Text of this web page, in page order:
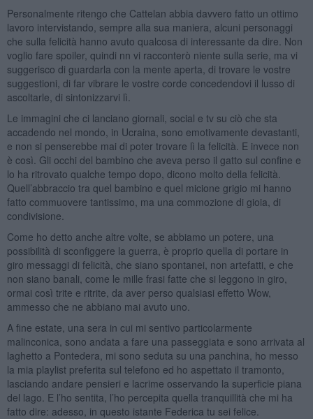
Personalmente ritengo che Cattelan abbia davvero fatto un ottimo
lavoro intervistando, sempre alla sua maniera, alcuni personaggi
che sulla felicità hanno avuto qualcosa di interessante da dire. Non
voglio fare spoiler, quindi nn vi racconterò niente sulla serie, ma vi
suggerisco di guardarla con la mente aperta, di trovare le vostre
suggestioni, di far vibrare le vostre corde concedendovi il lusso di
ascoltarle, di sintonizzarvi lì.
Le immagini che ci lanciano giornali, social e tv su ciò che sta
accadendo nel mondo, in Ucraina, sono emotivamente devastanti,
e non si penserebbe mai di poter trovare lì la felicità. E invece non
è così. Gli occhi del bambino che aveva perso il gatto sul confine e
lo ha ritrovato qualche tempo dopo, dicono molto della felicità.
Quell’abbraccio tra quel bambino e quel micione grigio mi hanno
fatto commuovere tantissimo, ma una commozione di gioia, di
condivisione.
Come ho detto anche altre volte, se abbiamo un potere, una
possibilità di sconfiggere la guerra, è proprio quella di portare in
giro messaggi di felicità, che siano spontanei, non artefatti, e che
non siano banali, come le mille frasi fatte che si leggono in giro,
ormai così trite e ritrite, da aver perso qualsiasi effetto Wow,
ammesso che ne abbiano mai avuto uno.
A fine estate, una sera in cui mi sentivo particolarmente
malinconica, sono andata a fare una passeggiata e sono arrivata al
laghetto a Pontedera, mi sono seduta su una panchina, ho messo
la mia playlist preferita sul telefono ed ho aspettato il tramonto,
lasciando andare pensieri e lacrime osservando la superficie piana
del lago. E l’ho sentita, l’ho percepita quella tranquillità che mi ha
fatto dire: adesso, in questo istante Federica tu sei felice.